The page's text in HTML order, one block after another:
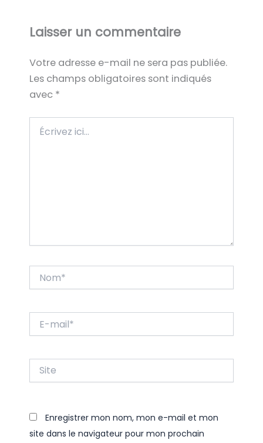
Laisser un commentaire
Votre adresse e-mail ne sera pas publiée.
Les champs obligatoires sont indiqués
avec *
ici…
mail*
Enregistrer mon nom, mon e-mail et mon
site dans le navigateur pour mon prochain